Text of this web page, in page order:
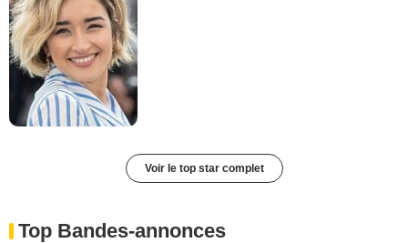
Voir le top star complet
Top Bandes-annonces